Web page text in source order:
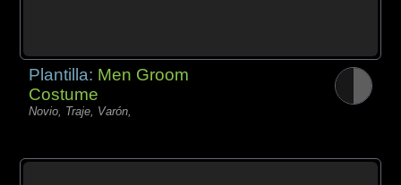
Plantilla: Men Groom
Costume
Novio, Traje, Varón,